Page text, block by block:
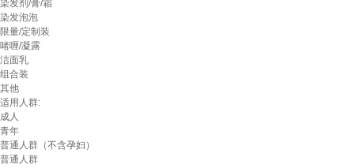
染发剂/膏/霜
染发泡泡
限量/定制装
啫喱/凝露
洁面乳
组合装
其他
适用人群:
成人
青年
普通人群（不含孕妇）
普通人群